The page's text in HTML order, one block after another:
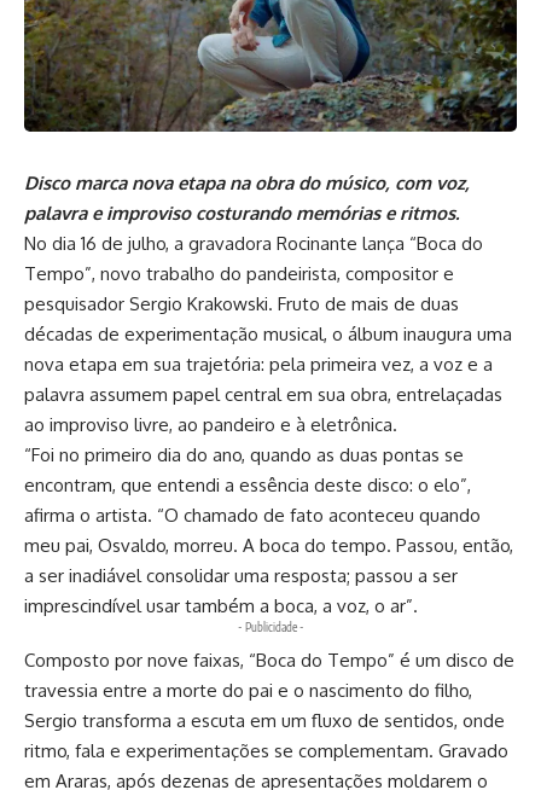
Disco marca nova etapa na obra do músico, com voz,
palavra e improviso costurando memórias e ritmos.
No dia 16 de julho, a gravadora Rocinante lança “Boca do
Tempo”, novo trabalho do pandeirista, compositor e
pesquisador Sergio Krakowski. Fruto de mais de duas
décadas de experimentação musical, o álbum inaugura uma
nova etapa em sua trajetória: pela primeira vez, a voz e a
palavra assumem papel central em sua obra, entrelaçadas
ao improviso livre, ao pandeiro e à eletrônica.
“Foi no primeiro dia do ano, quando as duas pontas se
encontram, que entendi a essência deste disco: o elo”,
afirma o artista. “O chamado de fato aconteceu quando
meu pai, Osvaldo, morreu. A boca do tempo. Passou, então,
a ser inadiável consolidar uma resposta; passou a ser
imprescindível usar também a boca, a voz, o ar”.
- Publicidade -
Composto por nove faixas, “Boca do Tempo” é um disco de
travessia entre a morte do pai e o nascimento do filho,
Sergio transforma a escuta em um fluxo de sentidos, onde
ritmo, fala e experimentações se complementam. Gravado
em Araras, após dezenas de apresentações moldarem o